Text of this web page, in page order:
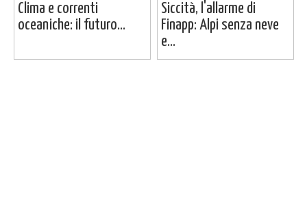
Clima e correnti
oceaniche: il futuro...
Siccità, l'allarme di
Finapp: Alpi senza neve
e...